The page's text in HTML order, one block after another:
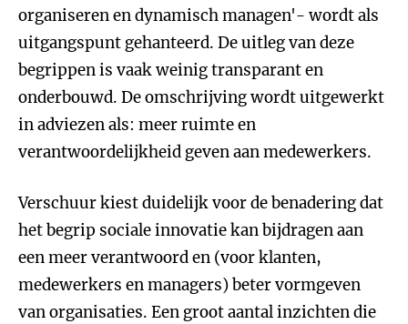
organiseren en dynamisch managen'- wordt als
uitgangspunt gehanteerd. De uitleg van deze
begrippen is vaak weinig transparant en
onderbouwd. De omschrijving wordt uitgewerkt
in adviezen als: meer ruimte en
verantwoordelijkheid geven aan medewerkers.
Verschuur kiest duidelijk voor de benadering dat
het begrip sociale innovatie kan bijdragen aan
een meer verantwoord en (voor klanten,
medewerkers en managers) beter vormgeven
van organisaties. Een groot aantal inzichten die